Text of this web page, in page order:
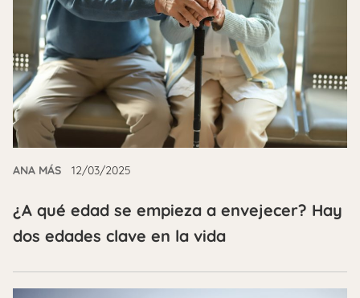
ANA MÁS 12/03/2025
¿A qué edad se empieza a envejecer? Hay
dos edades clave en la vida